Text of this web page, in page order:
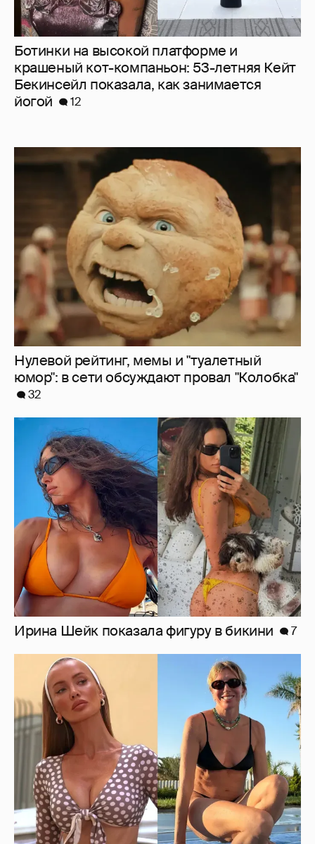
Ботинки на высокой платформе и
крашеный кот-компаньон: 53-летняя Кейт
Бекинсейл показала, как занимается
йогой
12
Нулевой рейтинг, мемы и "туалетный
юмор": в сети обсуждают провал "Колобка"
32
Ирина Шейк показала фигуру в бикини 7